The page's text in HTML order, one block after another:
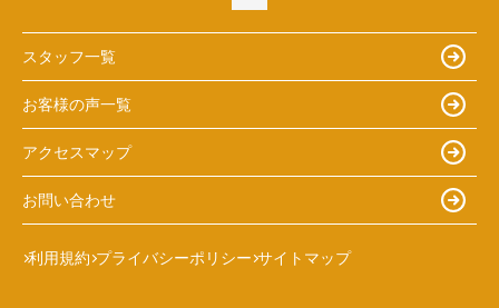
スタッフ一覧
お客様の声一覧
アクセスマップ
お問い合わせ
利用規約 プライバシーポリシー サイトマップ